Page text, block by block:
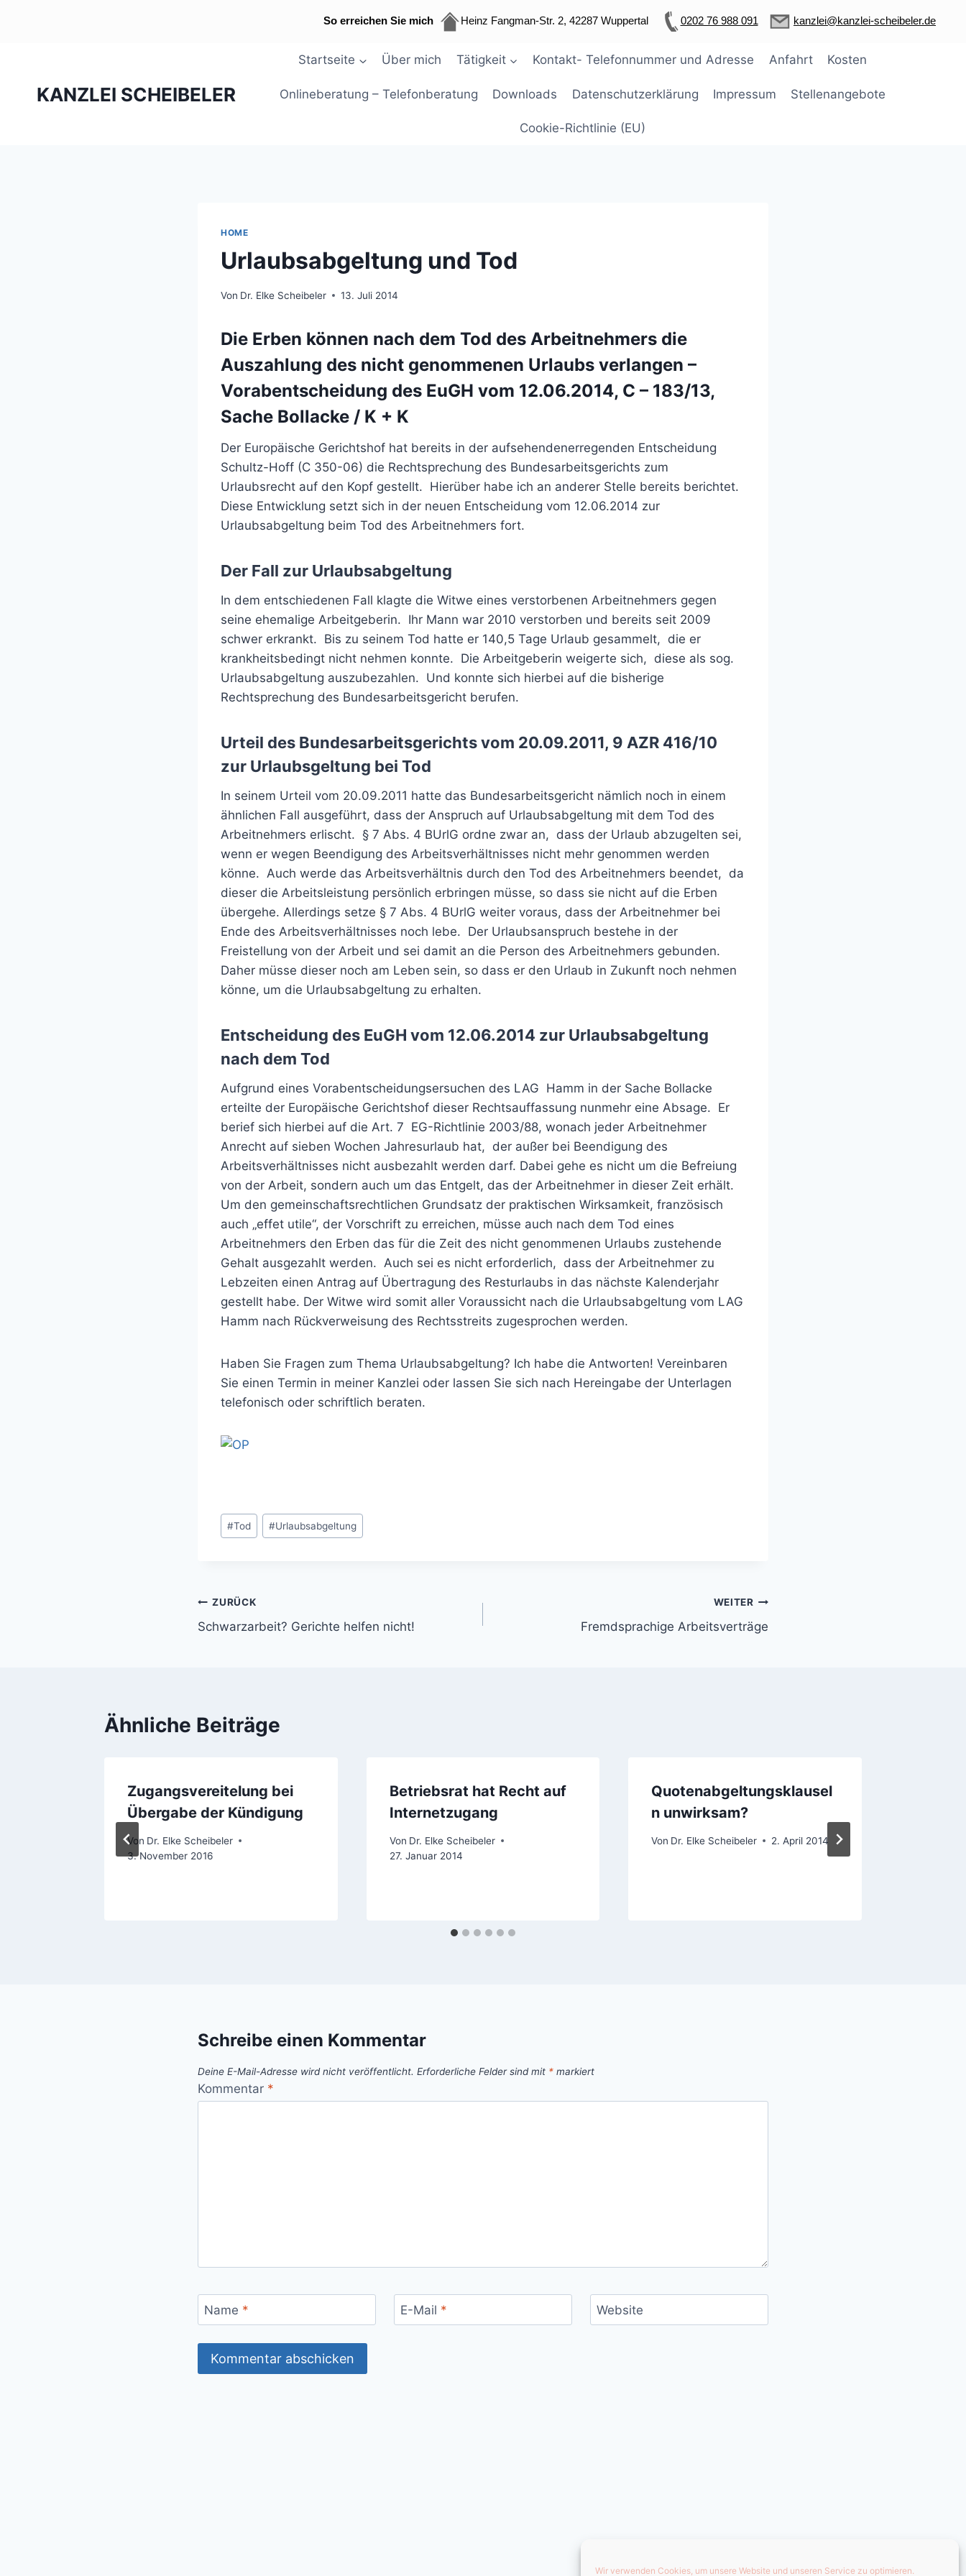
Wir verwenden Cookies, um unsere Website und unseren Service zu optimieren.
So erreichen Sie mich Heinz Fangman-Str. 2, 42287 Wuppertal 0202 76 988 091 kanzlei@kanzlei-scheibeler.de
springenKANZLEI SCHEIBELER
Startseite Über mich Tätigkeit Kontakt- Telefonnummer und Adresse Anfahrt Kosten
Onlineberatung – Telefonberatung Downloads Datenschutzerklärung Impressum Stellenangebote
Cookie-Richtlinie (EU)
HOME
Urlaubsabgeltung und Tod
Von Dr. Elke Scheibeler 13. Juli 2014
Die Erben können nach dem Tod des Arbeitnehmers die
Auszahlung des nicht genommenen Urlaubs verlangen –
Vorabentscheidung des EuGH vom 12.06.2014, C – 183/13,
Sache Bollacke / K + K
Der Europäische Gerichtshof hat bereits in der aufsehendenerregenden Entscheidung
Schultz-Hoff (C 350-06) die Rechtsprechung des Bundesarbeitsgerichts zum
Urlaubsrecht auf den Kopf gestellt. Hierüber habe ich an anderer Stelle bereits berichtet.
Diese Entwicklung setzt sich in der neuen Entscheidung vom 12.06.2014 zur
Urlaubsabgeltung beim Tod des Arbeitnehmers fort.
Der Fall zur Urlaubsabgeltung
In dem entschiedenen Fall klagte die Witwe eines verstorbenen Arbeitnehmers gegen
seine ehemalige Arbeitgeberin. Ihr Mann war 2010 verstorben und bereits seit 2009
schwer erkrankt. Bis zu seinem Tod hatte er 140,5 Tage Urlaub gesammelt, die er
krankheitsbedingt nicht nehmen konnte. Die Arbeitgeberin weigerte sich, diese als sog.
Urlaubsabgeltung auszubezahlen. Und konnte sich hierbei auf die bisherige
Rechtsprechung des Bundesarbeitsgericht berufen.
Urteil des Bundesarbeitsgerichts vom 20.09.2011, 9 AZR 416/10
zur Urlaubsgeltung bei Tod
In seinem Urteil vom 20.09.2011 hatte das Bundesarbeitsgericht nämlich noch in einem
ähnlichen Fall ausgeführt, dass der Anspruch auf Urlaubsabgeltung mit dem Tod des
Arbeitnehmers erlischt. § 7 Abs. 4 BUrlG ordne zwar an, dass der Urlaub abzugelten sei,
wenn er wegen Beendigung des Arbeitsverhältnisses nicht mehr genommen werden
könne. Auch werde das Arbeitsverhältnis durch den Tod des Arbeitnehmers beendet, da
dieser die Arbeitsleistung persönlich erbringen müsse, so dass sie nicht auf die Erben
übergehe. Allerdings setze § 7 Abs. 4 BUrlG weiter voraus, dass der Arbeitnehmer bei
Ende des Arbeitsverhältnisses noch lebe. Der Urlaubsanspruch bestehe in der
Freistellung von der Arbeit und sei damit an die Person des Arbeitnehmers gebunden.
Daher müsse dieser noch am Leben sein, so dass er den Urlaub in Zukunft noch nehmen
könne, um die Urlaubsabgeltung zu erhalten.
Entscheidung des EuGH vom 12.06.2014 zur Urlaubsabgeltung
nach dem Tod
Aufgrund eines Vorabentscheidungsersuchen des LAG Hamm in der Sache Bollacke
erteilte der Europäische Gerichtshof dieser Rechtsauffassung nunmehr eine Absage. Er
berief sich hierbei auf die Art. 7 EG-Richtlinie 2003/88, wonach jeder Arbeitnehmer
Anrecht auf sieben Wochen Jahresurlaub hat, der außer bei Beendigung des
Arbeitsverhältnisses nicht ausbezahlt werden darf. Dabei gehe es nicht um die Befreiung
von der Arbeit, sondern auch um das Entgelt, das der Arbeitnehmer in dieser Zeit erhält.
Um den gemeinschaftsrechtlichen Grundsatz der praktischen Wirksamkeit, französisch
auch „effet utile“, der Vorschrift zu erreichen, müsse auch nach dem Tod eines
Arbeitnehmers den Erben das für die Zeit des nicht genommenen Urlaubs zustehende
Gehalt ausgezahlt werden. Auch sei es nicht erforderlich, dass der Arbeitnehmer zu
Lebzeiten einen Antrag auf Übertragung des Resturlaubs in das nächste Kalenderjahr
gestellt habe. Der Witwe wird somit aller Voraussicht nach die Urlaubsabgeltung vom LAG
Hamm nach Rückverweisung des Rechtsstreits zugesprochen werden.
Haben Sie Fragen zum Thema Urlaubsabgeltung? Ich habe die Antworten! Vereinbaren
Sie einen Termin in meiner Kanzlei oder lassen Sie sich nach Hereingabe der Unterlagen
telefonisch oder schriftlich beraten.
Schlagworte:
#Tod #Urlaubsabgeltung
Beitragsnavigation
ZURÜCK
Schwarzarbeit? Gerichte helfen nicht!
WEITER
Fremdsprachige Arbeitsverträge
Ähnliche Beiträge
Zugangsvereitelung bei
Übergabe der Kündigung
Von Dr. Elke Scheibeler
3. November 2016
Betriebsrat hat Recht auf
Internetzugang
Von Dr. Elke Scheibeler
27. Januar 2014
Quotenabgeltungsklausel
n unwirksam?
Von Dr. Elke Scheibeler 2. April 2014
Schreibe einen Kommentar
Deine E-Mail-Adresse wird nicht veröffentlicht. Erforderliche Felder sind mit * markiert
Kommentar *
Name * E-Mail * Website